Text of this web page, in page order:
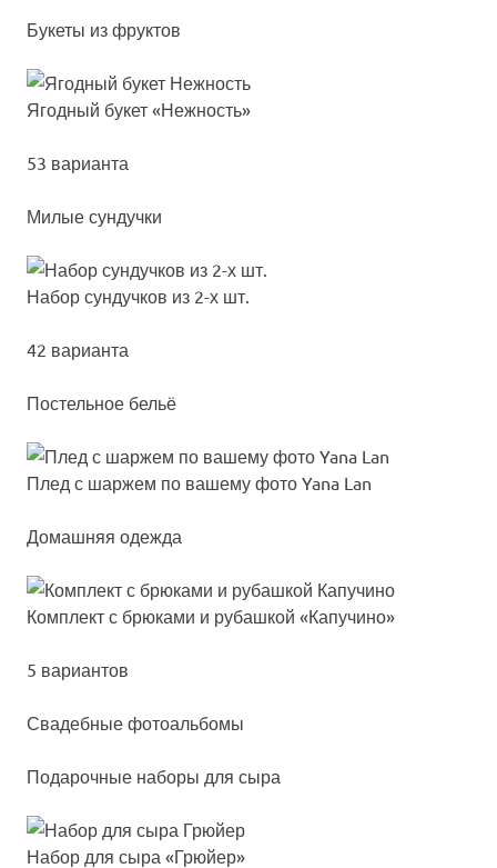
Букеты из фруктов
Ягод­ный бу­кет «Неж­ность»
53 варианта
Милые сундучки
Набор сун­дуч­ков из 2-х шт.
42 варианта
Постельное бельё
Плед с шар­жем по ва­ше­му фо­то Yana Lan
Домашняя одежда
Ком­плект с брю­ка­ми и ру­баш­кой «Капу­чи­но»
5 вариантов
Сва­деб­ные фо­то­аль­бо­мы
Подарочные наборы для сыра
Набор для сы­ра «Грюй­ер»